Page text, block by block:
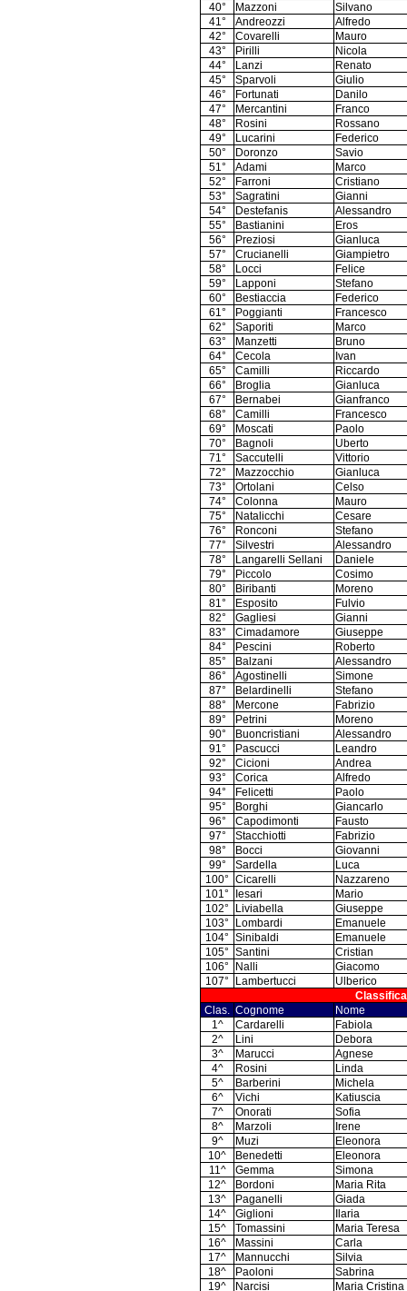
40°
Mazzoni
Silvano
41°
Andreozzi
Alfredo
42°
Covarelli
Mauro
43°
Pirilli
Nicola
44°
Lanzi
Renato
45°
Sparvoli
Giulio
46°
Fortunati
Danilo
47°
Mercantini
Franco
48°
Rosini
Rossano
49°
Lucarini
Federico
50°
Doronzo
Savio
51°
Adami
Marco
52°
Farroni
Cristiano
53°
Sagratini
Gianni
54°
Destefanis
Alessandro
55°
Bastianini
Eros
56°
Preziosi
Gianluca
57°
Crucianelli
Giampietro
58°
Locci
Felice
59°
Lapponi
Stefano
60°
Bestiaccia
Federico
61°
Poggianti
Francesco
62°
Saporiti
Marco
63°
Manzetti
Bruno
64°
Cecola
Ivan
65°
Camilli
Riccardo
66°
Broglia
Gianluca
67°
Bernabei
Gianfranco
68°
Camilli
Francesco
69°
Moscati
Paolo
70°
Bagnoli
Uberto
71°
Saccutelli
Vittorio
72°
Mazzocchio
Gianluca
73°
Ortolani
Celso
74°
Colonna
Mauro
75°
Natalicchi
Cesare
76°
Ronconi
Stefano
77°
Silvestri
Alessandro
78°
Langarelli Sellani
Daniele
79°
Piccolo
Cosimo
80°
Biribanti
Moreno
81°
Esposito
Fulvio
82°
Gagliesi
Gianni
83°
Cimadamore
Giuseppe
84°
Pescini
Roberto
85°
Balzani
Alessandro
86°
Agostinelli
Simone
87°
Belardinelli
Stefano
88°
Mercone
Fabrizio
89°
Petrini
Moreno
90°
Buoncristiani
Alessandro
91°
Pascucci
Leandro
92°
Cicioni
Andrea
93°
Corica
Alfredo
94°
Felicetti
Paolo
95°
Borghi
Giancarlo
96°
Capodimonti
Fausto
97°
Stacchiotti
Fabrizio
98°
Bocci
Giovanni
99°
Sardella
Luca
100° Cicarelli
Nazzareno
101°
Iesari
Mario
102°
Liviabella
Giuseppe
103°
Lombardi
Emanuele
104° Sinibaldi
Emanuele
105° Santini
Cristian
106°
Nalli
Giacomo
107°
Lambertucci
Ulberico
Clas. Cognome
Nome
1^
Cardarelli
Fabiola
2^
Lini
Debora
3^
Marucci
Agnese
4^
Rosini
Linda
5^
Barberini
Michela
6^
Vichi
Katiuscia
7^
Onorati
Sofia
8^
Marzoli
Irene
9^
Muzi
Eleonora
10^
Benedetti
Eleonora
11^
Gemma
Simona
12^
Bordoni
Maria Rita
13^
Paganelli
Giada
14^
Giglioni
Ilaria
15^
Tomassini
Maria Teresa
16^
Massini
Carla
17^
Mannucchi
Silvia
18^
Paoloni
Sabrina
19^
Narcisi Maria Cristina